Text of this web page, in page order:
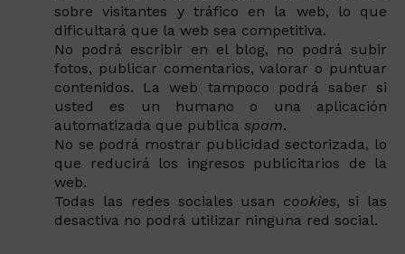
sobre visitantes y tráfico en la web, lo que
dificultará que la web sea competitiva.
No podrá escribir en el blog, no podrá subir
fotos, publicar comentarios, valorar o puntuar
contenidos. La web tampoco podrá saber si
usted es un humano o una aplicación
automatizada que publica spam.
No se podrá mostrar publicidad sectorizada, lo
que reducirá los ingresos publicitarios de la
web.
Todas las redes sociales usan cookies, si las
desactiva no podrá utilizar ninguna red social.